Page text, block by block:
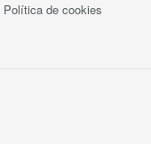
Política de cookies